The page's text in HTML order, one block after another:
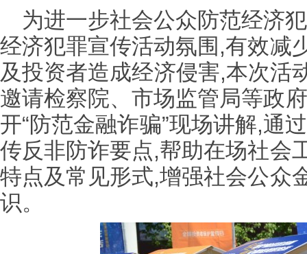
为进一步社会公众防范经济
经济犯罪宣传活动氛围,有效减
及投资者造成经济侵害,本次活
邀请检察院、市场监管局等政
开“防范金融诈骗”现场讲解,通
传反非防诈要点,帮助在场社会
特点及常见形式,增强社会公众
识。